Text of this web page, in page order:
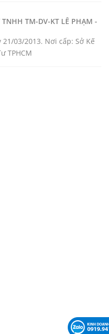
TNHH TM-DV-KT LÊ PHẠM -
21/03/2013. Nơi cấp: Sở Kế
TPHCM